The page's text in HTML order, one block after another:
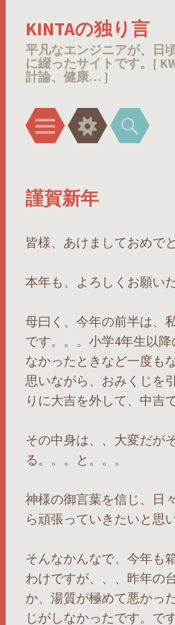
KINTAの独り言
平凡なエンジニアが、日
に綴ったサイトです。[
計論、健康… ]
メ
ニ
ウ
ィ
ッ
検
索
謹賀新年
皆様、あけましておめで
本年も、よろしくお願い
母曰く、今年の前半は、
です。。。小学4年生以
なかったときなど一度も
思いながら、おみくじを
りに大吉を外して、中吉
その中身は、、大変だが
る。。。と。。。
神様の御言葉を信じ、日
ら頑張っていきたいと思
そんなかんなで、今年も
わけですが、、、昨年の
か、湯質が極めて悪かっ
じがしなかったです。で